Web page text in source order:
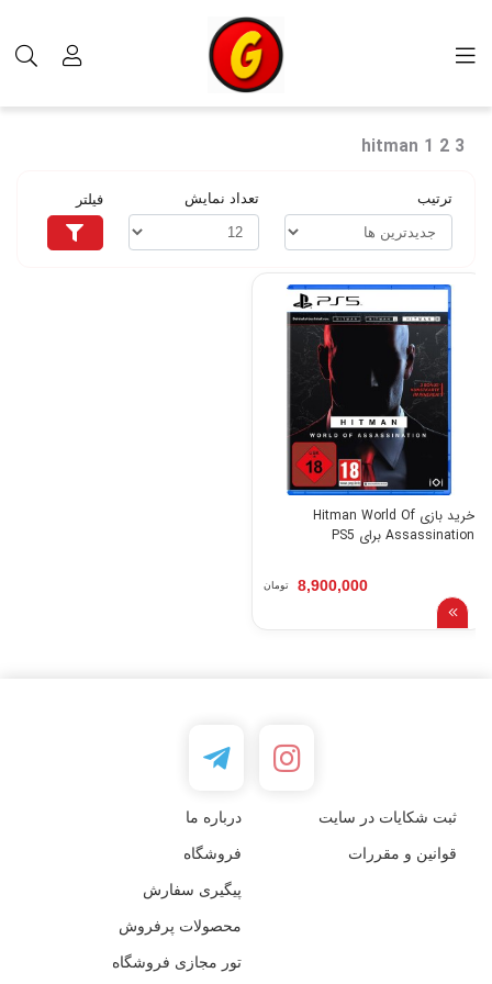
hitman 1 2 3
hitman 1 2 3
ترتیب تعداد نمایش فیلتر
خرید بازی Hitman World Of
Assassination برای PS5
8,900,000 تومان
ثبت شکایات در سایت درباره ما
قوانین و مقررات فروشگاه
پیگیری سفارش
محصولات پرفروش
تور مجازی فروشگاه